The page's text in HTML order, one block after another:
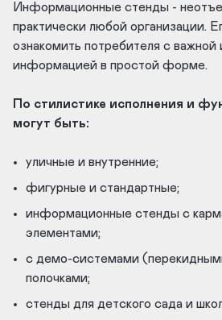
Информационные стенды -
практически любой организации.
ознакомить потребителя с важной
информацией в простой форме.
По стилистике исполнения и
могут быть:
уличные и внутренние;
фигурные и стандартные;
информационные стенды с
элементами;
с демо-системами
полочками;
стенды для детского сада и